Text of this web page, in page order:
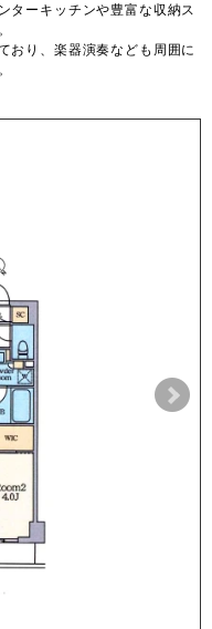
ターキッチンや豊富な収納ス
おり、楽器演奏なども周囲に